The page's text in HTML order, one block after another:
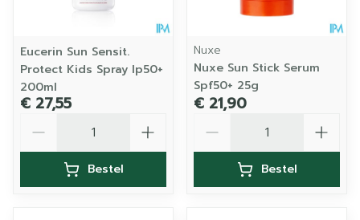
Eucerin Sun Sensit.
Protect Kids Spray Ip50+
200ml
€ 27,55
Bestel
Nuxe
Nuxe Sun Stick Serum
Spf50+ 25g
€ 21,90
Bestel